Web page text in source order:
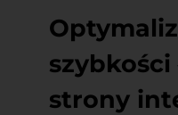
szybkości
strony